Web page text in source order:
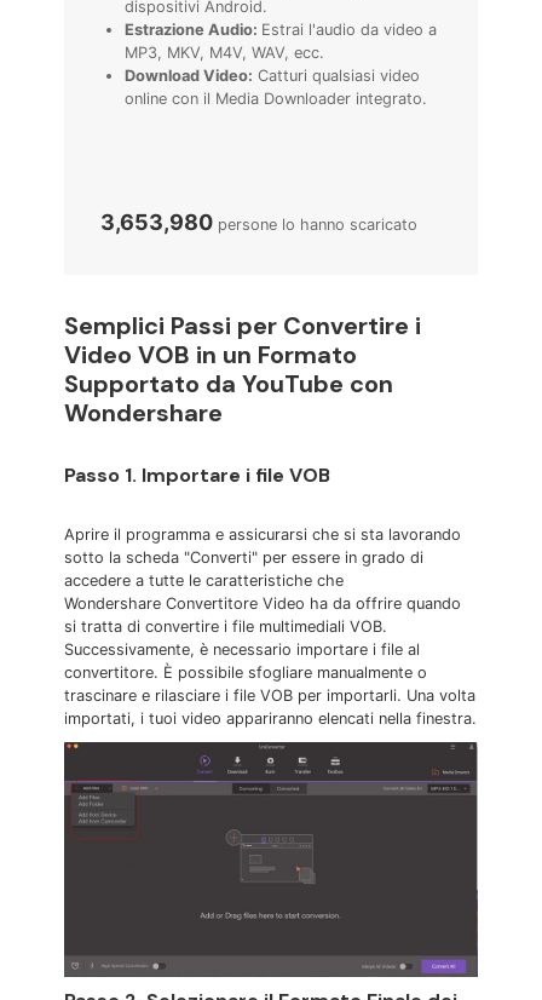
dispositivi Android.
Estrazione Audio: Estrai l'audio da video a
MP3, MKV, M4V, WAV, ecc.
Download Video: Catturi qualsiasi video
online con il Media Downloader integrato.
3,653,983 persone lo hanno scaricato
Semplici Passi per Convertire i
Video VOB in un Formato
Supportato da YouTube con
Wondershare
Passo 1. Importare i file VOB
Aprire il programma e assicurarsi che si sta lavorando
sotto la scheda "Converti" per essere in grado di
accedere a tutte le caratteristiche che
Wondershare Convertitore Video ha da offrire quando
si tratta di convertire i file multimediali VOB.
Successivamente, è necessario importare i file al
convertitore. È possibile sfogliare manualmente o
trascinare e rilasciare i file VOB per importarli. Una volta
importati, i tuoi video appariranno elencati nella finestra.